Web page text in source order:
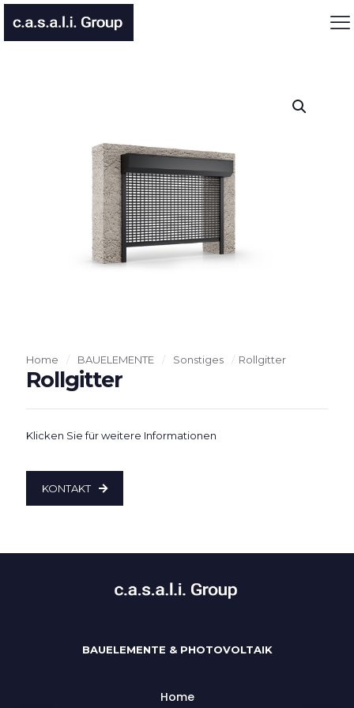
Home / BAUELEMENTE / Sonstiges / Rollgitter
Rollgitter
Klicken Sie für weitere Informationen
KONTAKT
BAUELEMENTE & PHOTOVOLTAIK
Home